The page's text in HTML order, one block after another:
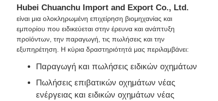
Hubei Chuanchu Import and Export Co., Ltd.
είναι μια ολοκληρωμένη επιχείρηση βιομηχανίας και
εμπορίου που ειδικεύεται στην έρευνα και ανάπτυξη
προϊόντων, την παραγωγή, τις πωλήσεις και την
εξυπηρέτηση. Η κύρια δραστηριότητά μας περιλαμβάνει:
Παραγωγή και πωλήσεις ειδικών οχημάτων
Πωλήσεις επιβατικών οχημάτων νέας
ενέργειας και ειδικών οχημάτων νέας